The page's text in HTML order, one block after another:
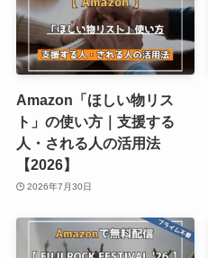
Amazon「ほしい物リス
ト」の使い方｜支援する
人・される人の活用法
【2026】
2026年7月30日